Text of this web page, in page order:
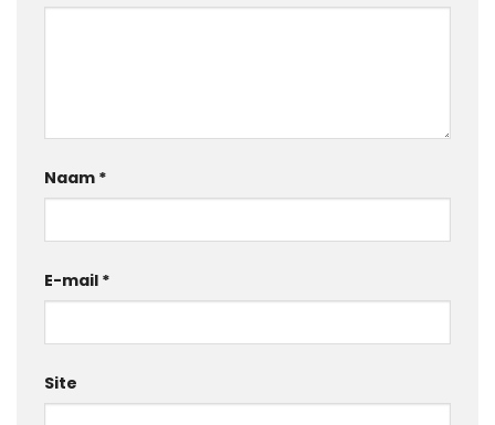
Naam *
E-mail *
Site